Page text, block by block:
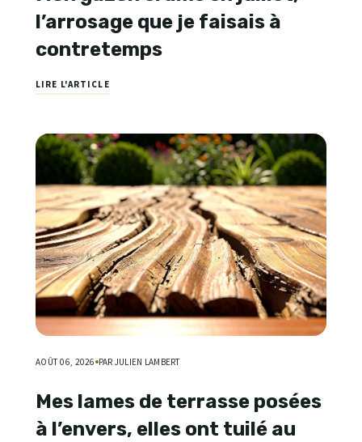
l’arrosage que je faisais à
contretemps
LIRE L'ARTICLE
AOÛT 06, 2026 PAR JULIEN LAMBERT
Mes lames de terrasse posées
à l’envers, elles ont tuilé au